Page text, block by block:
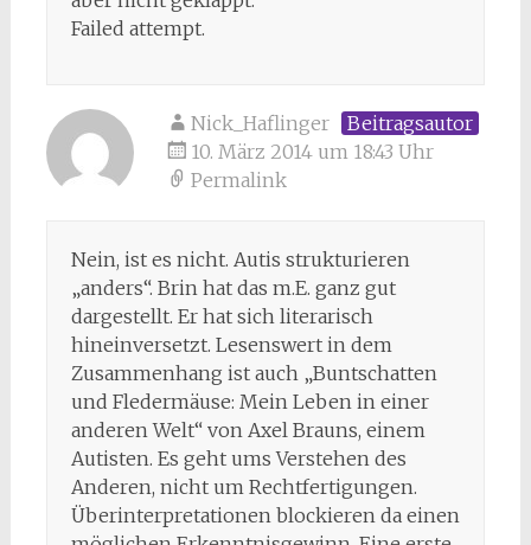
Failed attempt.
Nick_Haflinger
Beitragsautor
10. März 2014 um 18:43 Uhr
Permalink
Nein, ist es nicht. Autis strukturieren
„anders“. Brin hat das m.E. ganz gut
dargestellt. Er hat sich literarisch
hineinversetzt. Lesenswert in dem
Zusammenhang ist auch „Buntschatten
und Fledermäuse: Mein Leben in einer
anderen Welt“ von Axel Brauns, einem
Autisten. Es geht ums Verstehen des
Anderen, nicht um Rechtfertigungen.
Überinterpretationen blockieren da einen